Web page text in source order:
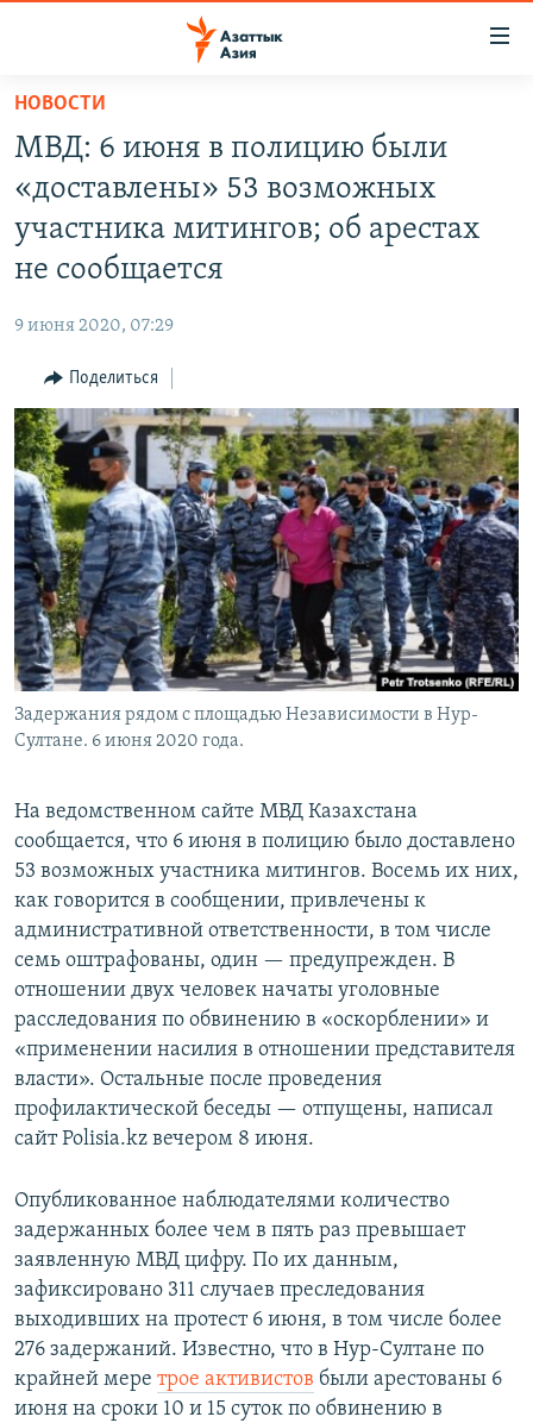
Вернуться
основному
содержанию
главной
Вернутся
поиску
УЗБЕКИСТАН
НОВОСТИ
НА ДРУГИХ ЯЗЫКАХ
ЎЗБЕКЧА
ТОҶИКӢ
TÜRKMENÇE
ПОДПИШИТЕСЬ НА НАС В СОЦСЕТЯХ
Все сайты РСЕ/РС
НОВОСТИ
МВД: 6 июня в полицию были
«доставлены» 53 возможных
участника митингов; об арестах
не сообщается
9 июня 2020, 07:29
Поделиться
Задержания рядом с площадью Независимости в Нур-
Султане. 6 июня 2020 года.
На ведомственном сайте МВД Казахстана
сообщается, что 6 июня в полицию было доставлено
53 возможных участника митингов. Восемь их них,
как говорится в сообщении, привлечены к
административной ответственности, в том числе
семь оштрафованы, один — предупрежден. В
отношении двух человек начаты уголовные
расследования по обвинению в «оскорблении» и
«применении насилия в отношении представителя
власти». Остальные после проведения
профилактической беседы — отпущены, написал
сайт Polisia.kz вечером 8 июня.
Опубликованное наблюдателями количество
задержанных более чем в пять раз превышает
заявленную МВД цифру. По их данным,
зафиксировано 311 случаев преследования
выходивших на протест 6 июня, в том числе более
276 задержаний. Известно, что в Нур-Султане по
крайней мере трое активистов были арестованы 6
июня на сроки 10 и 15 суток по обвинению в